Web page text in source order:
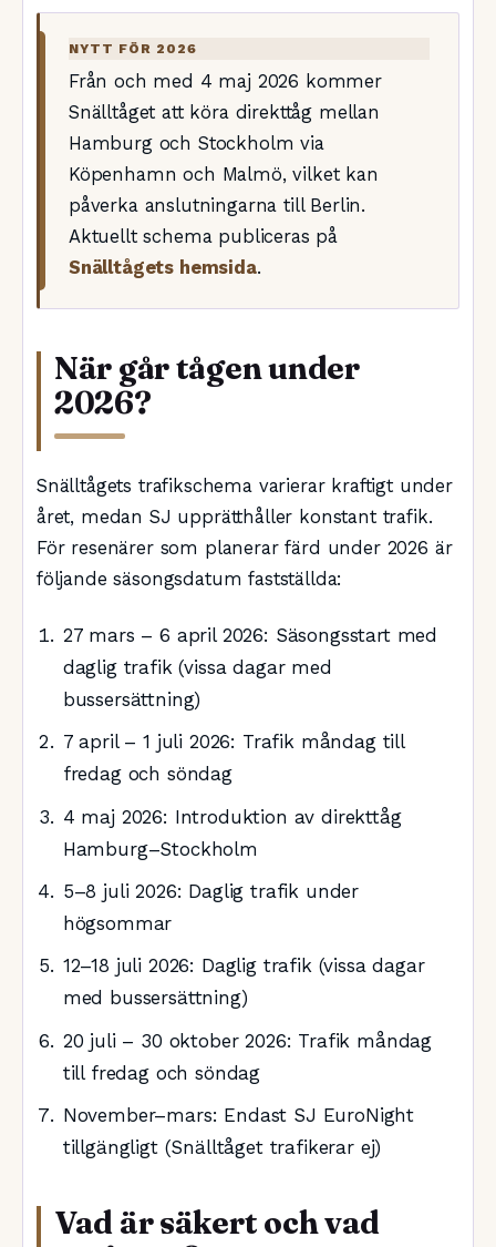
NYTT FÖR 2026
Från och med 4 maj 2026 kommer
Snälltåget att köra direkttåg mellan
Hamburg och Stockholm via
Köpenhamn och Malmö, vilket kan
påverka anslutningarna till Berlin.
Aktuellt schema publiceras på
Snälltågets hemsida.
När går tågen under
2026?
Snälltågets trafikschema varierar kraftigt under
året, medan SJ upprätthåller konstant trafik.
För resenärer som planerar färd under 2026 är
följande säsongsdatum fastställda:
27 mars – 6 april 2026: Säsongsstart med
daglig trafik (vissa dagar med
bussersättning)
7 april – 1 juli 2026: Trafik måndag till
fredag och söndag
4 maj 2026: Introduktion av direkttåg
Hamburg–Stockholm
5–8 juli 2026: Daglig trafik under
högsommar
12–18 juli 2026: Daglig trafik (vissa dagar
med bussersättning)
20 juli – 30 oktober 2026: Trafik måndag
till fredag och söndag
November–mars: Endast SJ EuroNight
tillgängligt (Snälltåget trafikerar ej)
Vad är säkert och vad